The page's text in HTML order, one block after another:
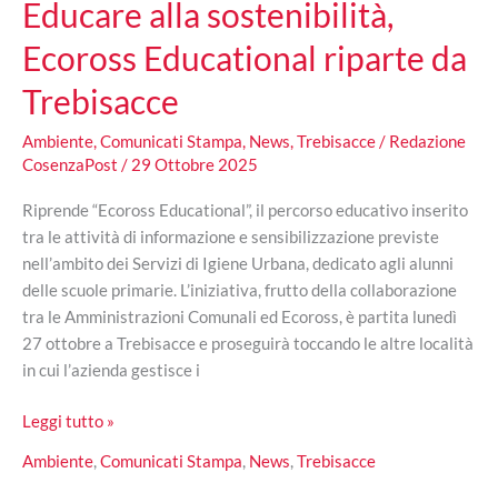
Educare alla sostenibilità,
Ecoross Educational riparte da
Trebisacce
Ambiente,Comunicati Stampa, News,Trebisacce/ Redazione
CosenzaPost / 29 Ottobre 2025
Riprende “Ecoross Educational”, il percorso educativo inserito
tra le attività di informazione e sensibilizzazione previste
nell’ambito dei Servizi di Igiene Urbana, dedicato agli alunni
delle scuole primarie. L’iniziativa, frutto della collaborazione
tra le Amministrazioni Comunali ed Ecoross, è partita lunedì
27 ottobre a Trebisacce e proseguirà toccando le altre località
in cui l’azienda gestisce i
Educare
sostenibilità,
Leggi tutto »
Ambiente,Comunicati Stampa, News,Trebisacce